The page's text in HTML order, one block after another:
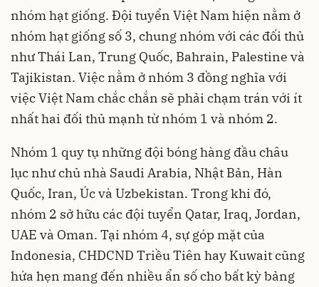
nhóm hạt giống. Đội tuyển Việt Nam hiện nằm ở
nhóm hạt giống số 3, chung nhóm với các đối thủ
như Thái Lan, Trung Quốc, Bahrain, Palestine và
Tajikistan. Việc nằm ở nhóm 3 đồng nghĩa với
việc Việt Nam chắc chắn sẽ phải chạm trán với ít
nhất hai đối thủ mạnh từ nhóm 1 và nhóm 2.
Nhóm 1 quy tụ những đội bóng hàng đầu châu
lục như chủ nhà Saudi Arabia, Nhật Bản, Hàn
Quốc, Iran, Úc và Uzbekistan. Trong khi đó,
nhóm 2 sở hữu các đội tuyển Qatar, Iraq, Jordan,
UAE và Oman. Tại nhóm 4, sự góp mặt của
Indonesia, CHDCND Triều Tiên hay Kuwait cũng
hứa hẹn mang đến nhiều ẩn số cho bất kỳ bảng